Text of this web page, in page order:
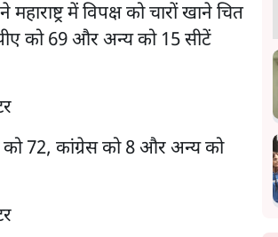
में विपक्ष को चारों खाने चित
को 69 और अन्य को 15 सीटें
को 72, कांग्रेस को 8 और अन्य को